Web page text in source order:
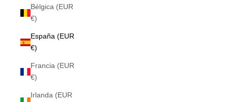
Bélgica (EUR
€)
España (EUR
€)
Francia (EUR
€)
Irlanda (EUR